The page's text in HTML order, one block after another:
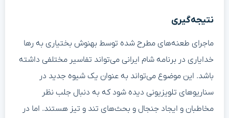
نتیجه‌گیری
ماجرای طعنه‌های مطرح شده توسط بهنوش بختیاری به رها
خدایاری در برنامه شام ایرانی می‌تواند تفاسیر مختلفی داشته
باشد. این موضوع می‌تواند به عنوان یک شیوه جدید در
سناریوهای تلویزیونی دیده شود که به دنبال جلب نظر
مخاطبان و ایجاد جنجال‌ و بحث‌های تند و تیز هستند. اما در